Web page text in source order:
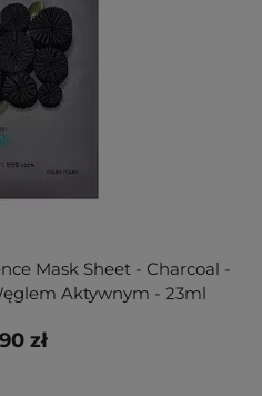
Mask Sheet - Charcoal -
Aktywnym - 23ml
zł